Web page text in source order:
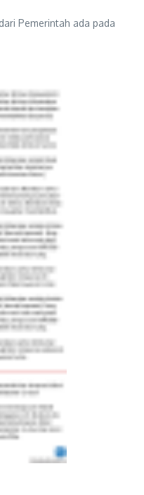
Pemerintah ada pada